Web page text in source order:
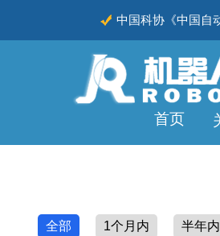
中国科协《中国自
CSCD
首页
全部 1个月内 半年内